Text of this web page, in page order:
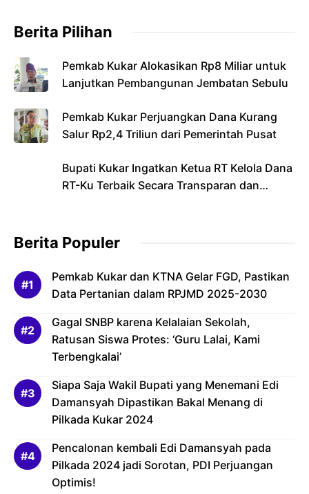
Berita Pilihan
Pemkab Kukar Alokasikan Rp8 Miliar untuk
Lanjutkan Pembangunan Jembatan Sebulu
Pemkab Kukar Perjuangkan Dana Kurang
Salur Rp2,4 Triliun dari Pemerintah Pusat
Bupati Kukar Ingatkan Ketua RT Kelola Dana
RT-Ku Terbaik Secara Transparan dan
Berita Populer
Pemkab Kukar dan KTNA Gelar FGD, Pastikan
Data Pertanian dalam RPJMD 2025-2030
Gagal SNBP karena Kelalaian Sekolah,
Ratusan Siswa Protes: ‘Guru Lalai, Kami
Terbengkalai’
Siapa Saja Wakil Bupati yang Menemani Edi
Damansyah Dipastikan Bakal Menang di
Pilkada Kukar 2024
Pencalonan kembali Edi Damansyah pada
Pilkada 2024 jadi Sorotan, PDI Perjuangan
Optimis!